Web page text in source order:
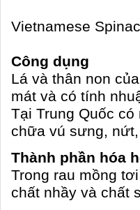
Vietnamese
Công dụng
Lá và thân non
mát và có tính
Tại Trung Quốc
chữa vú sưng,
Thành phần hóa
Trong rau mồng
chất nhầy và chất